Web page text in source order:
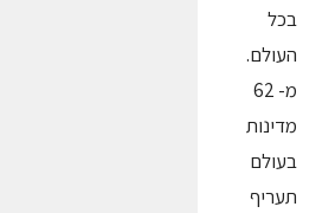
בכל
העולם.
מ- 62
מדינות
בעולם
תעריף